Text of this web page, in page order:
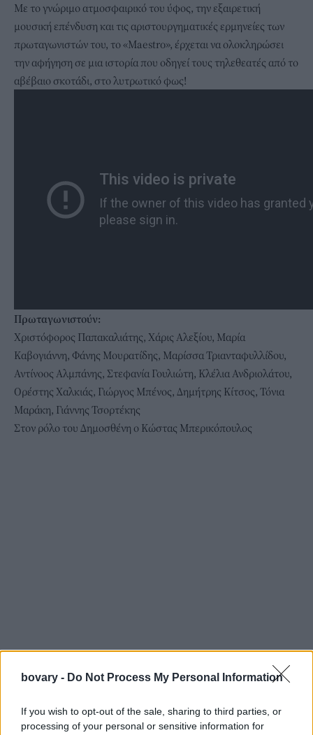
bovary - Do Not Process My Personal Information
If you wish to opt-out of the sale, sharing to third parties, or
processing of your personal or sensitive information for
Με το γνώριμο ατμοσφαιρικό του ύφος, την εξαιρετική
μουσική επένδυση και τις αριστουργηματικές ερμηνείες των
πρωταγωνιστών του, το «Maestro», έρχεται να ολοκληρώσει
την αφήγηση σε μια ιστορία που οδηγεί τους τηλεθεατές από το
αβέβαιο σκοτάδι, στο λυτρωτικό φως!
Πρωταγωνιστούν:
Χριστόφορος Παπακαλιάτης, Χάρις Αλεξίου, Μαρία
Καβογιάννη, Φάνης Μουρατίδης, Μαρίσσα Τριανταφυλλίδου,
Αντίνοος Αλμπάνης, Στεφανία Γουλιώτη, Κλέλια Ανδριολάτου,
Ορέστης Χαλκιάς, Γιώργος Μπένος, Δημήτρης Κίτσος, Τόνια
Μαράκη, Γιάννης Τσορτέκης
Στον ρόλο του Δημοσθένη ο Κώστας Μπερικόπουλος
Σενάριο - Σκηνοθεσία: Χριστόφορος Παπακαλιάτης